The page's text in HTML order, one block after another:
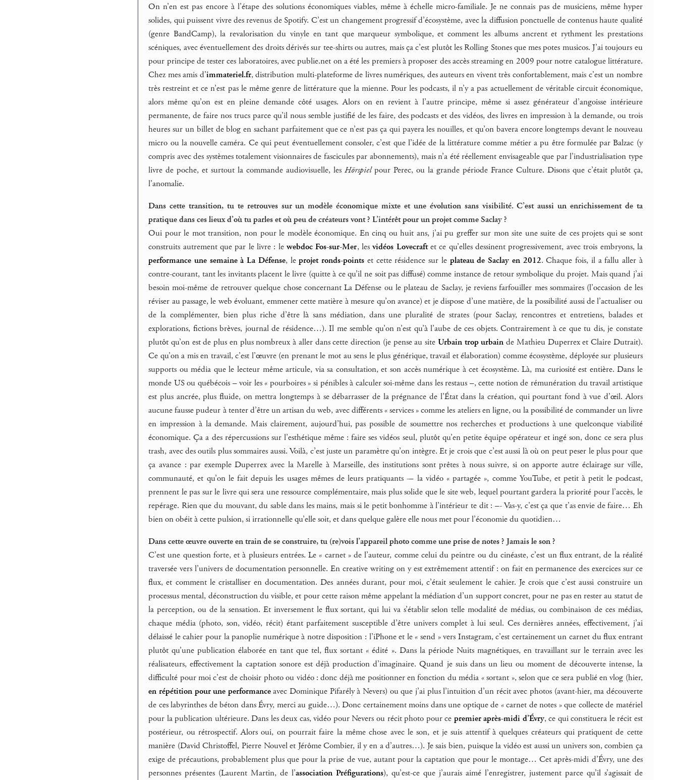
On n’en est pas encore à l’étape des solutions économiques viables, même à échelle micro-familiale. Je ne connais pas de musiciens, même hyper
solides, qui puissent vivre des revenus de Spotify. C’est un changement progressif d’écosystème, avec la diffusion ponctuelle de contenus haute qualité
(genre BandCamp), la revalorisation du vinyle en tant que marqueur symbolique, et comment les albums ancrent et rythment les prestations
scéniques, avec éventuellement des droits dérivés sur tee-shirts ou autres, mais ça c’est plutôt les Rolling Stones que mes potes musicos. J’ai toujours eu
pour principe de tester ces laboratoires, avec publie.net on a été les premiers à proposer des accès streaming en 2009 pour notre catalogue littérature.
Chez mes amis d’immateriel.fr, distribution multi-plateforme de livres numériques, des auteurs en vivent très confortablement, mais c’est un nombre
très restreint et ce n’est pas le même genre de littérature que la mienne. Pour les podcasts, il n’y a pas actuellement de véritable circuit économique,
alors même qu’on est en pleine demande côté usages. Alors on en revient à l’autre principe, même si assez générateur d’angoisse intérieure
permanente, de faire nos trucs parce qu’il nous semble justifié de les faire, des podcasts et des vidéos, des livres en impression à la demande, ou trois
heures sur un billet de blog en sachant parfaitement que ce n’est pas ça qui payera les nouilles, et qu’on bavera encore longtemps devant le nouveau
micro ou la nouvelle caméra. Ce qui peut éventuellement consoler, c’est que l’idée de la littérature comme métier a pu être formulée par Balzac (y
compris avec des systèmes totalement visionnaires de fascicules par abonnements), mais n’a été réellement envisageable que par l’industrialisation type
livre de poche, et surtout la commande audiovisuelle, lesHörspielpour Perec, ou la grande période France Culture. Disons que c’était plutôt ça,
l’anomalie.
Dans cette transition, tu te retrouves sur un modèle économique mixte et une évolution sans visibilité. C’est aussi un enrichissement de ta
pratique dans ces lieux d’où tu parles et où peu de créateurs vont ? L’intérêt pour un projet comme Saclay ?
Oui pour le mot transition, non pour le modèle économique. En cinq ou huit ans, j’ai pu greffer sur mon site une suite de ces projets qui se sont
construits autrement que par le livre : lewebdoc Fos-sur-Mer, lesvidéos Lovecraftet ce qu’elles dessinent progressivement, avec trois embryons, la
performance une semaine à La Défense, leprojet ronds-points et cette résidence sur le plateau de Saclay en 2012. Chaque fois, il a fallu aller à
contre-courant, tant les invitants placent le livre (quitte à ce qu’il ne soit pas diffusé) comme instance de retour symbolique du projet. Mais quand j’ai
besoin moi-même de retrouver quelque chose concernant La Défense ou le plateau de Saclay, je reviens farfouiller mes sommaires (l’occasion de les
réviser au passage, le web évoluant, emmener cette matière à mesure qu’on avance) et je dispose d’une matière, de la possibilité aussi de l’actualiser ou
de la complémenter, bien plus riche d’être là sans médiation, dans une pluralité de strates (pour Saclay, rencontres et entretiens, balades et
explorations, fictions brèves, journal de résidence…). Il me semble qu’on n’est qu’à l’aube de ces objets. Contrairement à ce que tu dis, je constate
plutôt qu’on est de plus en plus nombreux à aller dans cette direction (je pense au site Urbain trop urbain de Mathieu Duperrex et Claire Dutrait).
Ce qu’on a mis en travail, c’est l’œuvre (en prenant le mot au sens le plus générique, travail et élaboration) comme écosystème, déployée sur plusieurs
supports ou média que le lecteur même articule, via sa consultation, et son accès numérique à cet écosystème. Là, ma curiosité est entière. Dans le
monde US ou québécois – voir les « pourboires » si pénibles à calculer soi-même dans les restaus –, cette notion de rémunération du travail artistique
est plus ancrée, plus fluide, on mettra longtemps à se débarrasser de la prégnance de l’État dans la création, qui pourtant fond à vue d’œil. Alors
aucune fausse pudeur à tenter d’être un artisan du web, avec différents « services » comme les ateliers en ligne, ou la possibilité de commander un livre
en impression à la demande. Mais clairement, aujourd’hui, pas possible de soumettre nos recherches et productions à une quelconque viabilité
économique. Ça a des répercussions sur l’esthétique même : faire ses vidéos seul, plutôt qu’en petite équipe opérateur et ingé son, donc ce sera plus
trash, avec des outils plus sommaires aussi. Voilà, c’est juste un paramètre qu’on intègre. Et je crois que c’est aussi là où on peut peser le plus pour que
ça avance : par exemple Duperrex avec la Marelle à Marseille, des institutions sont prêtes à nous suivre, si on apporte autre éclairage sur ville,
communauté, et qu’on le fait depuis les usages mêmes de leurs pratiquants -– la vidéo « partagée », comme YouTube, et petit à petit le podcast,
prennent le pas sur le livre qui sera une ressource complémentaire, mais plus solide que le site web, lequel pourtant gardera la priorité pour l’accès, le
repérage. Rien que du mouvant, du sable dans les mains, mais si le petit bonhomme à l’intérieur te dit : –- Vas-y, c’est ça que t’as envie de faire… Eh
bien on obéit à cette pulsion, si irrationnelle qu’elle soit, et dans quelque galère elle nous met pour l’économie du quotidien…
Dans cette œuvre ouverte en train de se construire, tu (re)vois l’appareil photo comme une prise de notes ? Jamais le son ?
C’est une question forte, et à plusieurs entrées. Le « carnet » de l’auteur, comme celui du peintre ou du cinéaste, c’est un flux entrant, de la réalité
traversée vers l’univers de documentation personnelle. En creative writing on y est extrêmement attentif : on fait en permanence des exercices sur ce
flux, et comment le cristalliser en documentation. Des années durant, pour moi, c’était seulement le cahier. Je crois que c’est aussi construire un
processus mental, déconstruction du visible, et pour cette raison même appelant la médiation d’un support concret, pour ne pas en rester au statut de
la perception, ou de la sensation. Et inversement le flux sortant, qui lui va s’établir selon telle modalité de médias, ou combinaison de ces médias,
chaque média (photo, son, vidéo, récit) étant parfaitement susceptible d’être univers complet à lui seul. Ces dernières années, effectivement, j’ai
délaissé le cahier pour la panoplie numérique à notre disposition : l’iPhone et le « send » vers Instagram, c’est certainement un carnet du flux entrant
plutôt qu’une publication élaborée en tant que tel, flux sortant « édité ». Dans la période Nuits magnétiques, en travaillant sur le terrain avec les
réalisateurs, effectivement la captation sonore est déjà production d’imaginaire. Quand je suis dans un lieu ou moment de découverte intense, la
difficulté pour moi c’est de choisir photo ou vidéo : donc déjà me positionner en fonction du média « sortant », selon que ce sera publié en vlog (hier,
en répétition pour une performanceavec Dominique Pifarély à Nevers) ou que j’ai plus l’intuition d’un récit avec photos (avant-hier, ma découverte
de ces labyrinthes de béton dans Évry, merci au guide…). Donc certainement moins dans une optique de « carnet de notes » que collecte de matériel
pour la publication ultérieure. Dans les deux cas, vidéo pour Nevers ou récit photo pour ce premier après-midi d’Évry, ce qui constituera le récit est
postérieur, ou rétrospectif. Alors oui, on pourrait faire la même chose avec le son, et je suis attentif à quelques créateurs qui pratiquent de cette
manière (David Christoffel, Pierre Nouvel et Jérôme Combier, il y en a d’autres…). Je sais bien, puisque la vidéo est aussi un univers son, combien ça
exige de précautions, probablement plus que pour la prise de vue, autant pour la captation que pour le montage… Cet après-midi d’Évry, une des
personnes présentes (Laurent Martin, de l’association Préfigurations), qu’est-ce que j’aurais aimé l’enregistrer, justement parce qu’il s’agissait de